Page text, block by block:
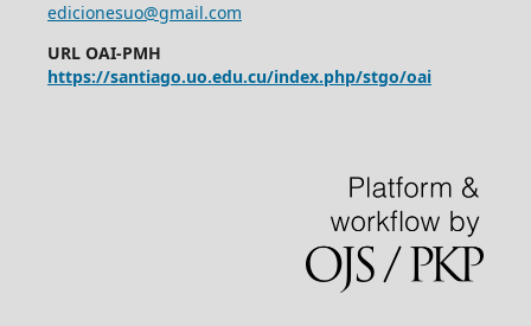
edicionesuo@gmail.com
URL OAI-PMH
https://santiago.uo.edu.cu/index.php/stgo/oai